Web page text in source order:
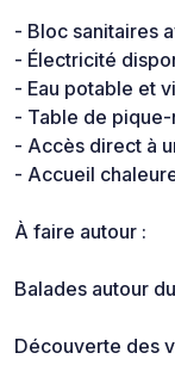
- Bloc sanitaires
- Électricité
- Eau potable et
- Table de
- Accès direct à
- Accueil
À faire autour :
Balades autour
Découverte des